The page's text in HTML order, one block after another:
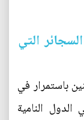
التي
باستمرار في
النامية